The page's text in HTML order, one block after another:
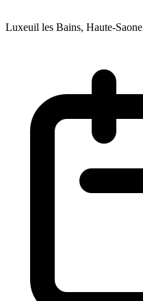
Luxeuil les Bains, Haute-Saone